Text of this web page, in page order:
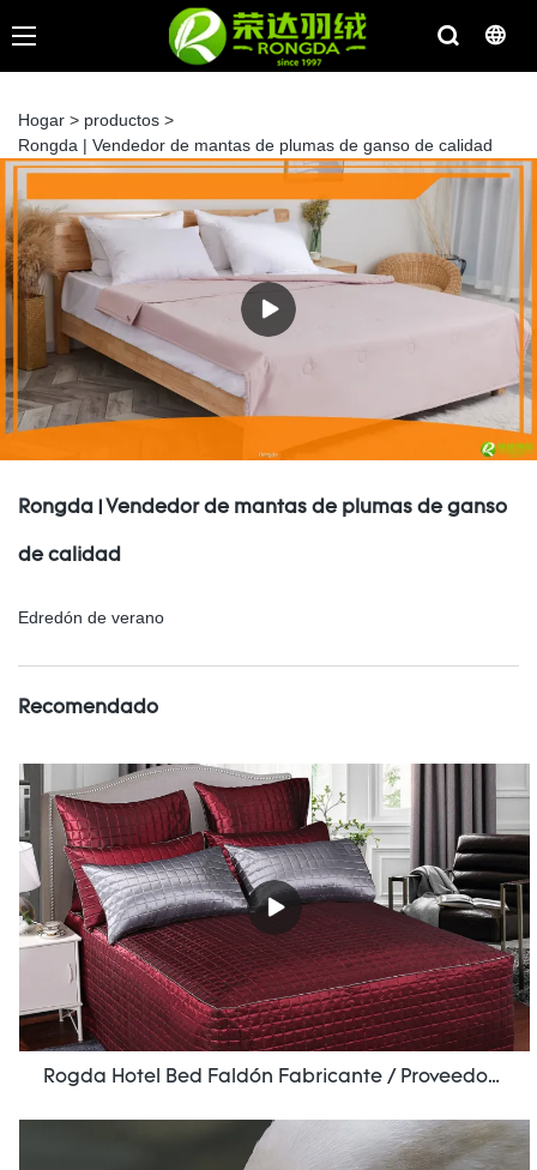
Hogar > productos >
Rongda | Vendedor de mantas de plumas de ganso de calidad
Rongda | Vendedor de mantas de plumas de ganso
de calidad
Edredón de verano
Recomendado
Rogda Hotel Bed Faldón Fabricante / Proveedor Rd-Hf-006